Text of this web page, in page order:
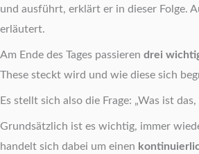
und ausführt, erklärt er in dieser Folge.
erläutert.
Am Ende des Tages passieren drei
These steckt wird und wie diese sich
Es stellt sich also die Frage: „Was ist
Grundsätzlich ist es wichtig, immer
handelt sich dabei um einen